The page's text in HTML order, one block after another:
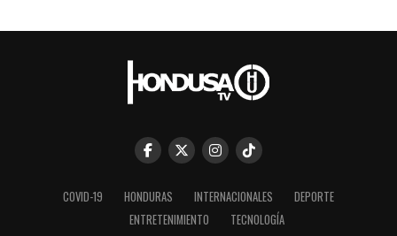
COVID-19 HONDURAS INTERNACIONALES
DEPORTE
ENTRETENIMIENTO
TECNOLOGÍA